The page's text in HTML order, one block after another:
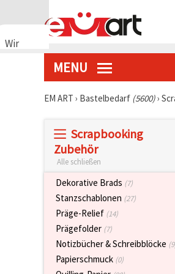
Wir
verwenden
ordnungsgemäße
Nutzungserlebnis
MENU
EM ART › Bastelbedarf (5600)›
Scrapbooking
Zubehör
Alle schließen
Dekorative Brads (7)
Stanzschablonen (27)
Präge-Relief (14)
Prägefolder (7)
Notizbücher & Schreibblöcke
Papierschmuck (0)